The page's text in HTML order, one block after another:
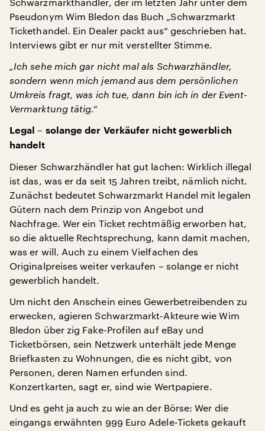
Pseudonym Wim Bledon das Buch „Schwarzmarkt
Tickethandel. Ein Dealer packt aus“ geschrieben hat.
Interviews gibt er nur mit verstellter Stimme.
„Ich sehe mich gar nicht mal als Schwarzhändler,
sondern wenn mich jemand aus dem persönlichen
Umkreis fragt, was ich tue, dann bin ich in der Event-
Vermarktung tätig.“
Legal – solange der Verkäufer nicht gewerblich
handelt
Dieser Schwarzhändler hat gut lachen: Wirklich illegal
ist das, was er da seit 15 Jahren treibt, nämlich nicht.
Zunächst bedeutet Schwarzmarkt Handel mit legalen
Gütern nach dem Prinzip von Angebot und
Nachfrage. Wer ein Ticket rechtmäßig erworben hat,
so die aktuelle Rechtsprechung, kann damit machen,
was er will. Auch zu einem Vielfachen des
Originalpreises weiter verkaufen – solange er nicht
gewerblich handelt.
Um nicht den Anschein eines Gewerbetreibenden zu
erwecken, agieren Schwarzmarkt-Akteure wie Wim
Bledon über zig Fake-Profilen auf eBay und
Ticketbörsen, sein Netzwerk unterhält jede Menge
Briefkasten zu Wohnungen, die es nicht gibt, von
Personen, deren Namen erfunden sind.
Konzertkarten, sagt er, sind wie Wertpapiere.
Und es geht ja auch zu wie an der Börse: Wer die
eingangs erwähnten 999 Euro Adele-Tickets gekauft